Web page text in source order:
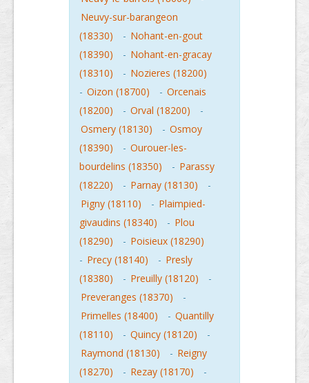
Neuvy-sur-barangeon
(18330)
- Nohant-en-gout
(18390)
- Nohant-en-gracay
(18310)
- Nozieres (18200)
- Oizon (18700) - Orcenais
(18200)
- Orval (18200)
-
Osmery (18130)
- Osmoy
(18390)
- Ourouer-les-
bourdelins (18350)
- Parassy
(18220)
- Parnay (18130)
-
Pigny (18110)
- Plaimpied-
givaudins (18340)
- Plou
(18290)
- Poisieux (18290)
- Precy (18140) - Presly
(18380)
- Preuilly (18120)
-
Preveranges (18370)
-
Primelles (18400)
- Quantilly
(18110)
- Quincy (18120)
-
Raymond (18130)
- Reigny
(18270)
- Rezay (18170)
-